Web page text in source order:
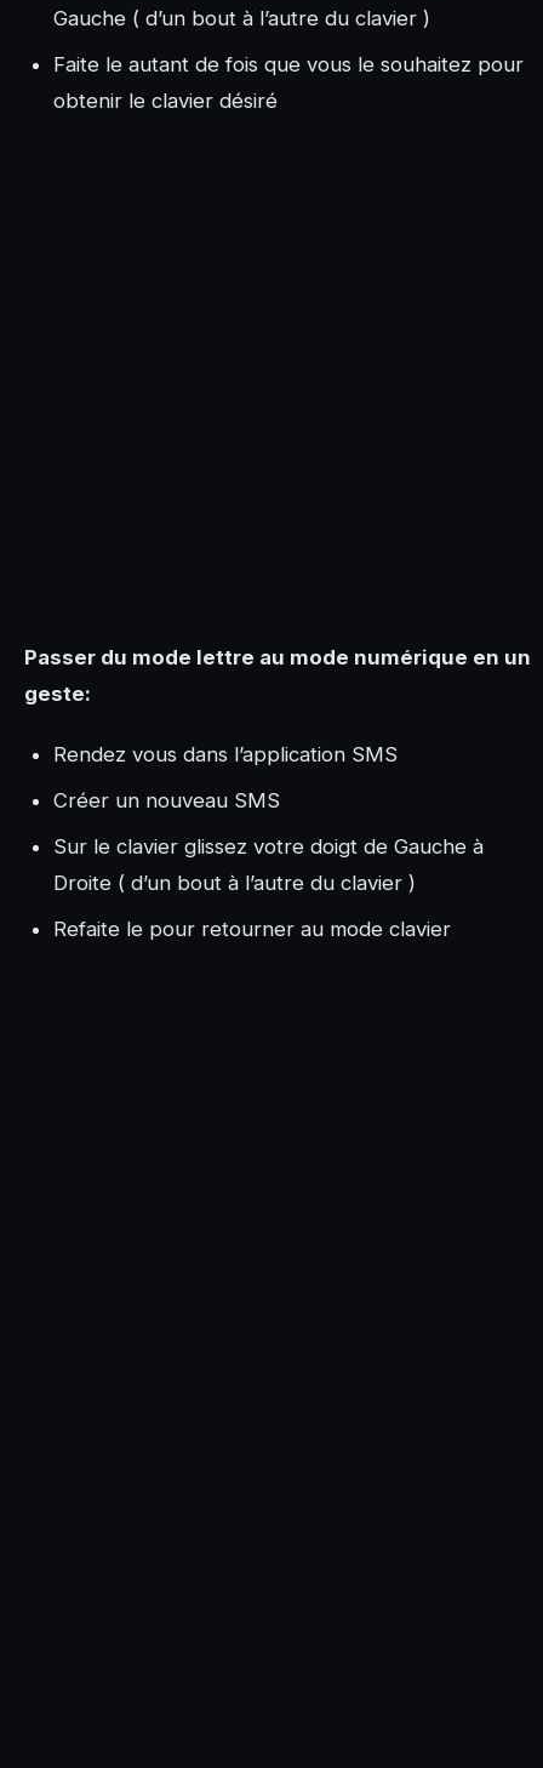
Gauche ( d’un bout à l’autre du clavier )
Faite le autant de fois que vous le souhaitez pour
obtenir le clavier désiré
Passer du mode lettre au mode numérique en un
geste:
Rendez vous dans l’application SMS
Créer un nouveau SMS
Sur le clavier glissez votre doigt de Gauche à
Droite ( d’un bout à l’autre du clavier )
Refaite le pour retourner au mode clavier